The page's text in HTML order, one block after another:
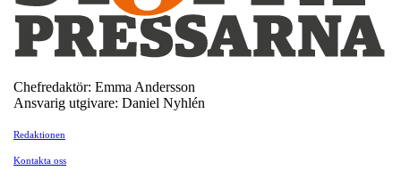
Chefredaktör: Emma Andersson
Ansvarig utgivare: Daniel Nyhlén
Redaktionen
Kontakta oss